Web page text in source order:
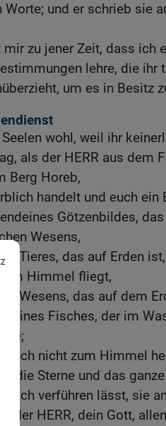
und er schrieb sie
mir zu jener Zeit, dass ich
lehre, die ihr
um es in Besitz
wohl, weil ihr
als der HERR aus dem
Berg Horeb,
handelt und euch ein
Götzenbildes,
Wesens,
Tieres, das auf Erden
am Himmel fliegt,
Wesens, das auf dem
Fisches, der im
auch nicht zum Himmel
die Sterne und das
dich verführen lässt, sie
der HERR, dein Gott,